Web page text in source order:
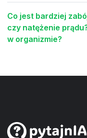
Co jest bardziej
czy natężenie
w organizmie?